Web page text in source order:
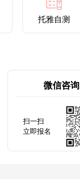
托雅自测
微信咨询
扫一扫
立即报名